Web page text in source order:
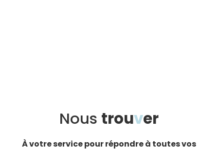
Nous trouver
À votre service pour répondre à toutes vos